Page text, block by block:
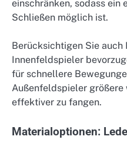
einschränken, sodass ein
Schließen möglich ist.
Berücksichtigen Sie auch
Innenfeldspieler
für schnellere
Außenfeldspieler
effektiver zu fangen.
Materialoptionen: